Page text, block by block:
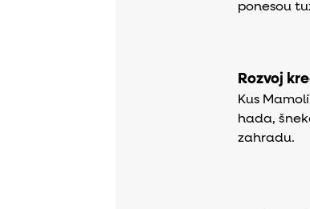
ponesou
Rozvoj
Kus
hada,
zahradu.